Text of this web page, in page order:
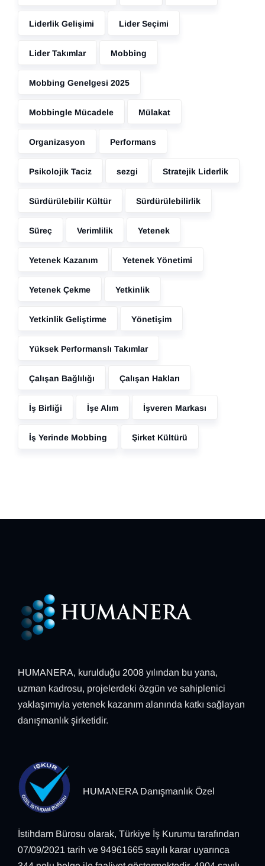
Liderlik Gelişimi Lider Seçimi
Lider Takımlar Mobbing
Mobbing Genelgesi 2025
Mobbingle Mücadele Mülakat
Organizasyon Performans
Psikolojik Taciz sezgi Stratejik Liderlik
Sürdürülebilir Kültür Sürdürülebilirlik
Süreç Verimlilik Yetenek
Yetenek Kazanım Yetenek Yönetimi
Yetenek Çekme Yetkinlik
Yetkinlik Geliştirme Yönetişim
Yüksek Performanslı Takımlar
Çalışan Bağlılığı Çalışan Hakları
İş Birliği İşe Alım İşveren Markası
İş Yerinde Mobbing Şirket Kültürü
HUMANERA, kurulduğu 2008 yılından bu yana,
uzman kadrosu, projelerdeki özgün ve sahiplenici
yaklaşımıyla yetenek kazanım alanında katkı sağlayan
danışmanlık şirketidir.
HUMANERA Danışmanlık Özel
İstihdam Bürosu olarak, Türkiye İş Kurumu tarafından
07/09/2021 tarih ve 94961665 sayılı karar uyarınca